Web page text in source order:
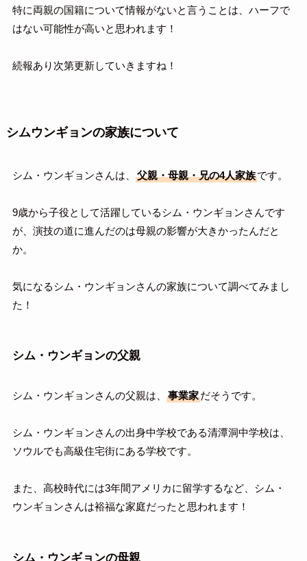
特に両親の国籍について情報がないと言うことは、ハーフで
はない可能性が高いと思われます！
続報あり次第更新していきますね！
シムウンギョンの家族について
シム・ウンギョンさんは、 父親・母親・兄の4人家族です。
9歳から子役として活躍しているシム・ウンギョンさんです
が、演技の道に進んだのは母親の影響が大きかったんだと
か。
気になるシム・ウンギョンさんの家族について調べてみまし
た！
シム・ウンギョンの父親
シム・ウンギョンさんの父親は、 事業家だそうです。
シム・ウンギョンさんの出身中学校である清潭洞中学校は、
ソウルでも高級住宅街にある学校です。
また、高校時代には3年間アメリカに留学するなど、シム・
ウンギョンさんは裕福な家庭だったと思われます！
シム・ウンギョンの母親